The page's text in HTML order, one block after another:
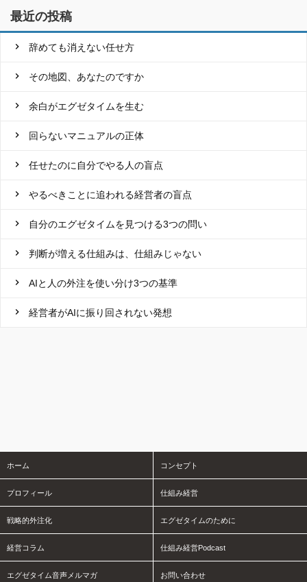
最近の投稿
辞めても消えない任せ方
その地図、あなたのですか
余白がエグゼタイムを生む
回らないマニュアルの正体
任せたのに自分でやる人の盲点
やるべきことに追われる経営者の盲点
自分のエグゼタイムを見つける3つの問い
判断が増える仕組みは、仕組みじゃない
AIと人の外注を使い分け3つの基準
経営者がAIに振り回されない発想
ホーム コンセプト
プロフィール 仕組み経営
戦略的外注化 エグゼタイムのために
経営コラム 仕組み経営Podcast
エグゼタイム音声メルマガ お問い合わせ